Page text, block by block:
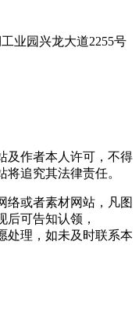
业园兴龙大道2255号
及作者本人许可，不得
追究其法律责任。
络或者素材网站，凡图
可告知认领，
处理，如未及时联系本